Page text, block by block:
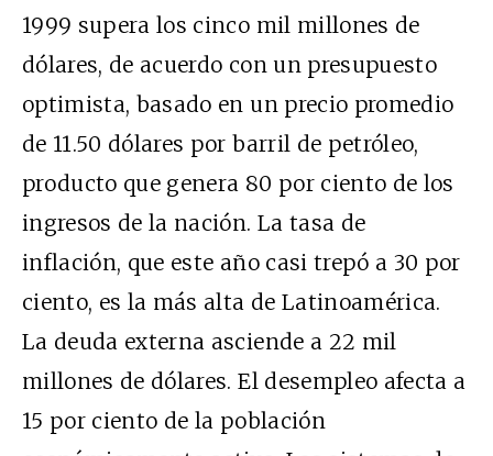
1999 supera los cinco mil millones de
dólares, de acuerdo con un presupuesto
optimista, basado en un precio promedio
de 11.50 dólares por barril de petróleo,
producto que genera 80 por ciento de los
ingresos de la nación. La tasa de
inflación, que este año casi trepó a 30 por
ciento, es la más alta de Latinoamérica.
La deuda externa asciende a 22 mil
millones de dólares. El desempleo afecta a
15 por ciento de la población